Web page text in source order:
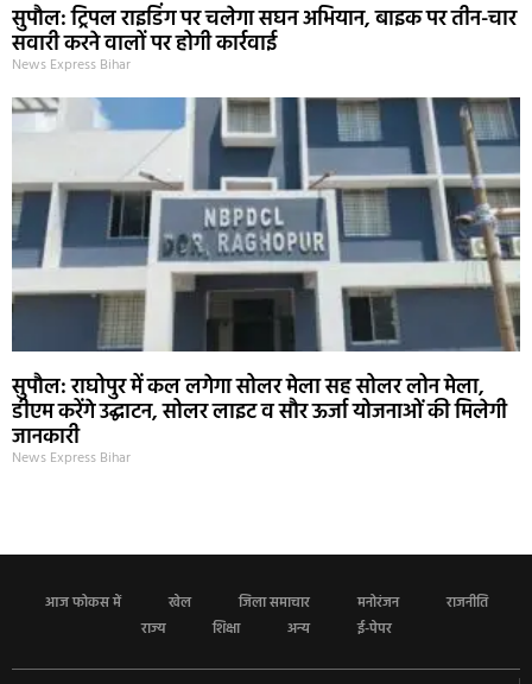
सुपौल: ट्रिपल राइडिंग पर चलेगा सघन अभियान, बाइक पर तीन-चार
सवारी करने वालों पर होगी कार्रवाई
News Express Bihar
सुपौल: राघोपुर में कल लगेगा सोलर मेला सह सोलर लोन मेला,
डीएम करेंगे उद्घाटन, सोलर लाइट व सौर ऊर्जा योजनाओं की मिलेगी
जानकारी
News Express Bihar
आज फोकस में खेल जिला समाचार मनोरंजन
राजनीति
राज्य
शिक्षा अन्य ई-पेपर